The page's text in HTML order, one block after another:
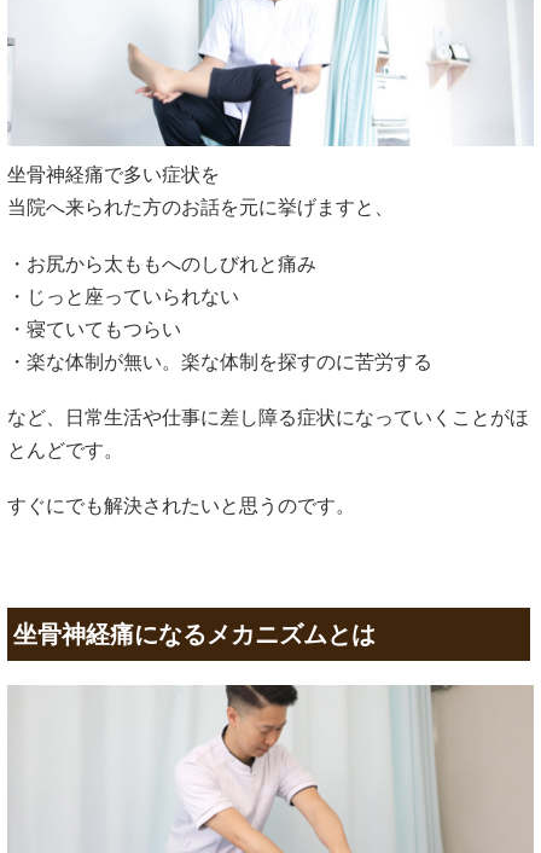
坐骨神経痛で多い症状を
当院へ来られた方のお話を元に挙げますと、
・お尻から太ももへのしびれと痛み
・じっと座っていられない
・寝ていてもつらい
・楽な体制が無い。楽な体制を探すのに苦労する
など、日常生活や仕事に差し障る症状になっていくことがほ
とんどです。
すぐにでも解決されたいと思うのです。
坐骨神経痛になるメカニズムとは